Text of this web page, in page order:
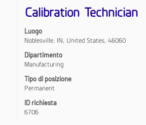
Titolo
Calibration Technician
Luogo
Noblesville, IN, United States, 46060
Dipartimento
Manufacturing
Tipo di posizione
Permanent
ID richiesta
6706
Effettuare
una
con
la
barra
spaziatrice
visualizzare
i
contenuti
integrali